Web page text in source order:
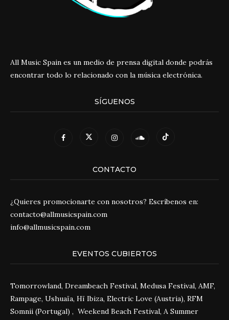
All Music Spain es un medio de prensa digital donde podrás
encontrar todo lo relacionado con la música electrónica.
SÍGUENOS
CONTACTO
¿Quieres promocionarte con nosotros? Escríbenos en:
contacto@allmusicspain.com
info@allmusicspain.com
EVENTOS CUBIERTOS
Tomorrowland, Dreambeach Festival, Medusa Festival, AMF,
Rampage, Ushuaïa, Hï Ibiza, Electric Love (Austria), RFM
Somnii (Portugal) , Weekend Beach Festival, A Summer